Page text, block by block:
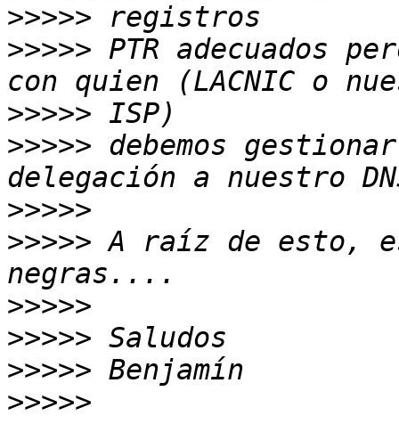
>>>>>
>>>>> PTR adecuados
>>>>>
>>>>> debemos
>>>>>
>>>>> A raíz de esto,
>>>>>
>>>>>
>>>>>
>>>>>